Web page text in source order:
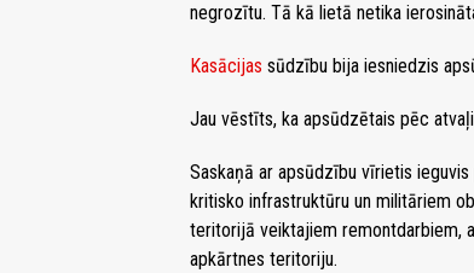
negrozītu. Tā kā lietā netika
Kasācijas sūdzību bija iesniedzis
Jau vēstīts, ka apsūdzētais pēc
Saskaņā ar apsūdzību vīrietis
kritisko infrastruktūru un militāriem
teritorijā veiktajiem remontdarbiem,
apkārtnes teritoriju.